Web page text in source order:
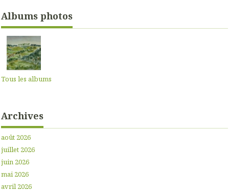
Albums photos
Tous les albums
Archives
août 2026
juillet 2026
juin 2026
mai 2026
avril 2026